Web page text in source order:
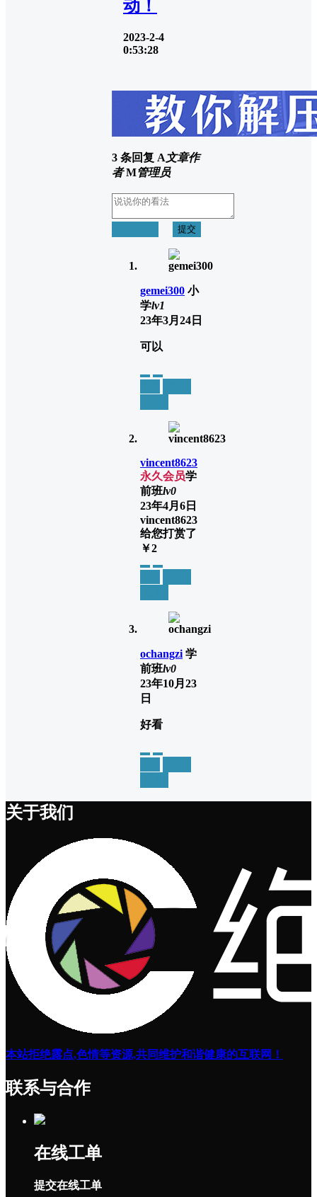
动！
2023-2-4
0:53:28
3 条回复 A文章作
者 M管理员
提交
gemei300 小
学lv1
23年3月24日
可以
vincent8623
永久会员学
前班lv0
23年4月6日
vincent8623
给您打赏了
￥2
ochangzi 学
前班lv0
23年10月23
日
好看
关于我们
本站拒绝露点,色情等资源,共同维护和谐健康的互联网！
联系与合作
在线工单
提交在线工单